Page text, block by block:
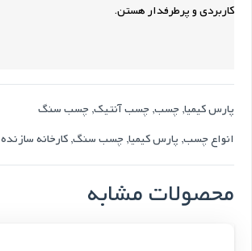
کاربردی و پرطرفدار هستن.
پارس کیمیا,چسب,چسب آنتیک,چسب سنگ
انواع چسب, پارس کیمیا,چسب سنگ,کارخانه سازنده
محصولات مشابه